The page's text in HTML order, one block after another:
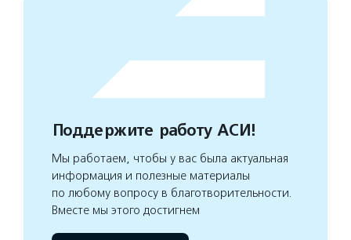
Поддержите работу АСИ!
Мы работаем, чтобы у вас была актуальная
информация и полезные материалы
по любому вопросу в благотворительности.
Вместе мы этого достигнем